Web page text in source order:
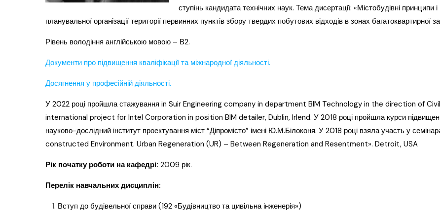
ступінь кандидата технічних наук. Тема дисертації: «Містобудівні
планувальної організації території первинних пунктів збору твердих побутових відходів в зонах багатоквартирної
Рівень володіння англійською мовою – В2.
Документи про підвищення кваліфікації та міжнародної діяльності.
Досягнення у професійній діяльності.
У 2022 році пройшла стажування in Suir Engineering company in department BIM Technology in the direction of
international project for Intel Corporation in position BIM detailer, Dublin, Irlend. У 2018 році пройшла курси
науково-дослідний інститут проектування міст “Діпромісто” імені Ю.М.Білоконя. У 2018 році взяла участь у
constructed Environment. Urban Regeneration (UR) – Between Regeneration and Resentment». Detroit, USA
Рік початку роботи на кафедрі: 2009 рік.
Перелік навчальних дисциплін:
Вступ до будівельної справи (192 «Будівництво та цивільна інженерія»)